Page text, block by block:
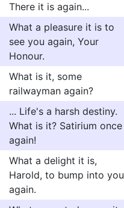
There it is again...
What a pleasure it is to
see you again, Your
Honour.
What is it, some
railwayman again?
... Life's a harsh destiny.
What is it? Satirium once
again!
What a delight it is,
Harold, to bump into you
again.